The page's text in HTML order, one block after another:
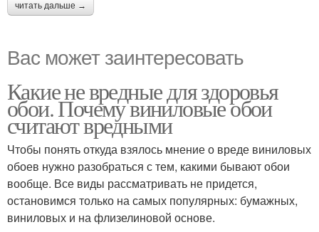
читать дальше →
Вас может заинтересовать
Какие не вредные для здоровья
обои. Почему виниловые обои
считают вредными
Чтобы понять откуда взялось мнение о вреде виниловых
обоев нужно разобраться с тем, какими бывают обои
вообще. Все виды рассматривать не придется,
остановимся только на самых популярных: бумажных,
виниловых и на флизелиновой основе.